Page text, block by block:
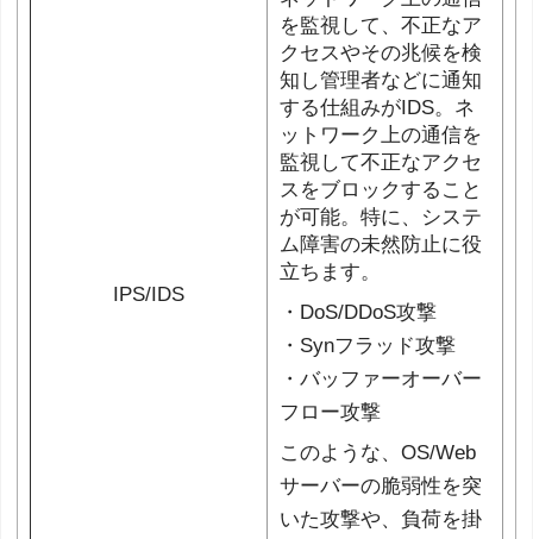
IPS/IDS
を監視して、不正なア
クセスやその兆候を検
知し管理者などに通知
する仕組みがIDS。ネ
ットワーク上の通信を
監視して不正なアクセ
スをブロックすること
が可能。特に、システ
ム障害の未然防止に役
立ちます。
・DoS/DDoS攻撃
・Synフラッド攻撃
・バッファーオーバー
フロー攻撃
このような、OS/Web
サーバーの脆弱性を突
いた攻撃や、負荷を掛